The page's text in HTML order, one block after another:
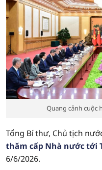
Quang cảnh cuộc
Tổng Bí thư, Chủ tịch
thăm cấp Nhà nước tới
6/6/2026.